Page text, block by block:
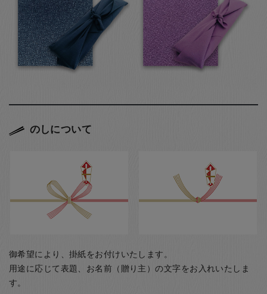
のしについて
御希望により、掛紙をお付けいたします。
用途に応じて表題、お名前（贈り主）の文字をお入れいたしま
す。